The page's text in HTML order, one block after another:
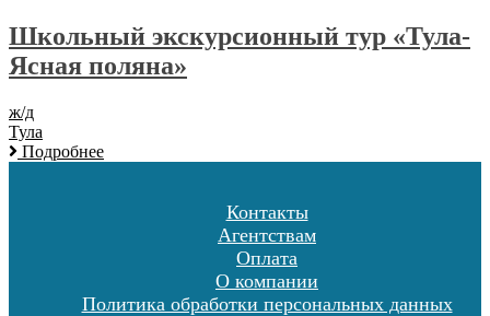
Школьный экскурсионный тур «Тула-
Ясная поляна»
ж/д
Тула
Подробнее
Контакты
Агентствам
Оплата
О компании
Политика обработки персональных данных